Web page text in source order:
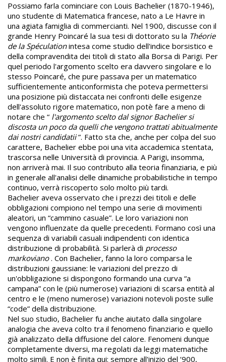
Possiamo farla cominciare con Louis Bachelier (1870-1946),
uno studente di Matematica francese, nato a Le Havre in
una agiata famiglia di commercianti. Nel 1900, discusse con il
grande Henry Poincaré la sua tesi di dottorato su la Théorie
de la Spéculationintesa come studio dell'indice borsistico e
della compravendita dei titoli di stato alla Borsa di Parigi. Per
quel periodo l'argomento scelto era davvero singolare e lo
stesso Poincaré, che pure passava per un matematico
sufficientemente anticonformista che poteva permettersi
una posizione più distaccata nei confronti delle esigenze
dell'assoluto rigore matematico, non potè fare a meno di
notare che “ l'argomento scelto dal signor Bachelier si
discosta un poco da quelli che vengono trattati abitualmente
dai nostri candidatii”. Fatto sta che, anche per colpa del suo
carattere, Bachelier ebbe poi una vita accademica stentata,
trascorsa nelle Università di provincia. A Parigi, insomma,
non arriverà mai. Il suo contributo alla teoria finanziaria, e più
in generale all'analisi delle dinamiche probabilistiche in tempo
continuo, verrà riscoperto solo molto più tardi.
Bachelier aveva osservato che i prezzi dei titoli e delle
obbligazioni compiono nel tempo una serie di movimenti
aleatori, un “cammino casuale”. Le loro variazioni non
vengono influenzate da quelle precedenti. Formano così una
sequenza di variabili casuali indipendenti con identica
distribuzione di probabilità. Si parlerà di processo
markoviano. Con Bachelier, fanno la loro comparsa le
distribuzioni gaussiane: le variazioni del prezzo di
un'obbligazione si dispongono formando una curva “a
campana” con le (più numerose) variazioni di scarsa entità al
centro e le (meno numerose) variazioni notevoli poste sulle
“code” della distribuzione.
Nel suo studio, Bachelier fu anche aiutato dalla singolare
analogia che aveva colto tra il fenomeno finanziario e quello
già analizzato della diffusione del calore. Fenomeni dunque
completamente diversi, ma regolati da leggi matematiche
molto simili. E non è finita qui: sempre all'inizio del ‘900,